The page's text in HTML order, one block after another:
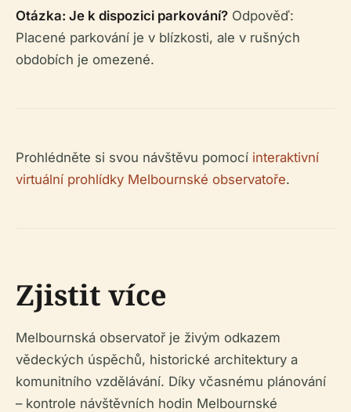
Otázka: Je k dispozici parkování? Odpověď:
Placené parkování je v blízkosti, ale v rušných
obdobích je omezené.
Prohlédněte si svou návštěvu pomocí interaktivní
virtuální prohlídky Melbournské observatoře.
Zjistit více
Melbournská observatoř je živým odkazem
vědeckých úspěchů, historické architektury a
komunitního vzdělávání. Díky včasnému plánování
– kontrole návštěvních hodin Melbournské